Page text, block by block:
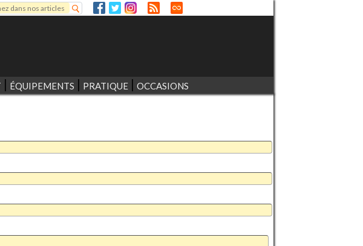
de recherche
ÉQUIPEMENTS PRATIQUE OCCASIONS